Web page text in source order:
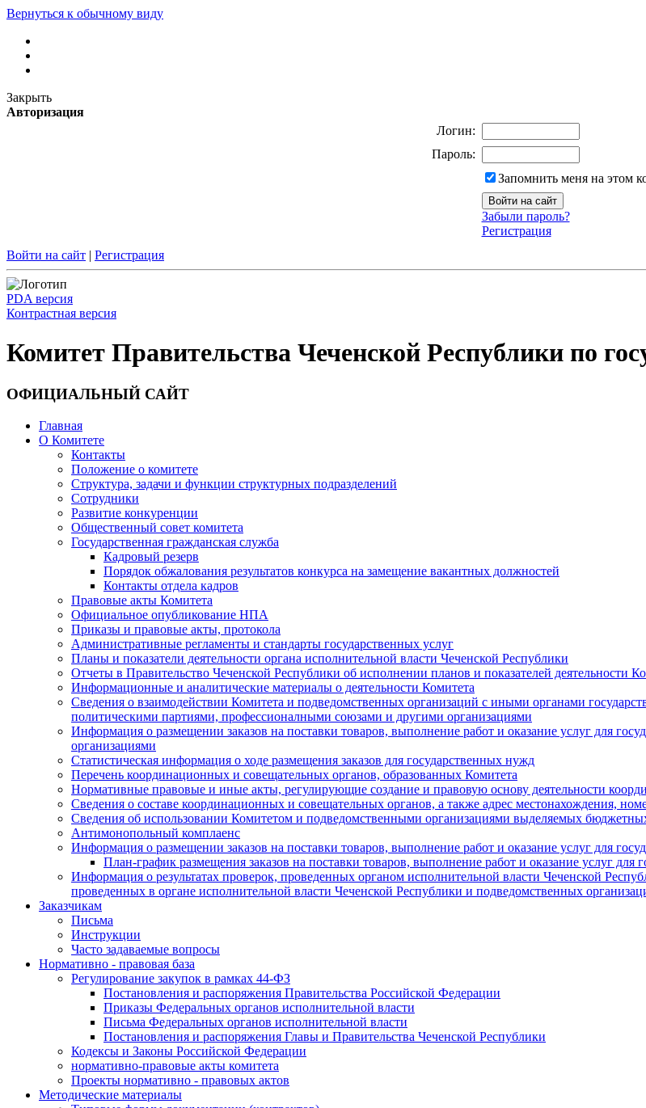
Вернуться к обычному виду
Закрыть
Авторизация
Логин:
Пароль:
Запомнить меня на этом
Забыли пароль?
Регистрация
Войти на сайт | Регистрация
PDA версия
Контрастная версия
Комитет Правительства Чеченской Республики по
ОФИЦИАЛЬНЫЙ САЙТ
Главная
О Комитете
Контакты
Положение о комитете
Структура, задачи и функции структурных подразделений
Сотрудники
Развитие конкуренции
Общественный совет комитета
Государственная гражданская служба
Кадровый резерв
Порядок обжалования результатов конкурса на замещение вакантных должностей
Контакты отдела кадров
Правовые акты Комитета
Официальное опубликование НПА
Приказы и правовые акты, протокола
Административные регламенты и стандарты государственных услуг
Планы и показатели деятельности органа исполнительной власти Чеченской Республики
Отчеты в Правительство Чеченской Республики об исполнении планов и показателей деятельности
Информационные и аналитические материалы о деятельности Комитета
Сведения о взаимодействии Комитета и подведомственных организаций с иными органами
политическими партиями, профессионалными союзами и другими организациями
Информация о размещении заказов на поставки товаров, выполнение работ и оказание услуг для
организациями
Статистическая информация о ходе размещения заказов для государственных нужд
Перечень координационных и совещательных органов, образованных Комитета
Нормативные правовые и иные акты, регулирующие создание и правовую основу деятельности
Сведения о составе координационных и совещательных органов, а также адрес местонахождения,
Сведения об использовании Комитетом и подведомственными организациями выделяемых
Антимонопольный комплаенс
Информация о размещении заказов на поставки товаров, выполнение работ и оказание услуг для
План-график размещения заказов на поставки товаров, выполнение работ и оказание услуг для
Информация о результатах проверок, проведенных органом исполнительной власти Чеченской
проведенных в органе исполнительной власти Чеченской Республики и подведомственных
Заказчикам
Письма
Инструкции
Часто задаваемые вопросы
Нормативно - правовая база
Регулирование закупок в рамках 44-ФЗ
Постановления и распоряжения Правительства Российской Федерации
Приказы Федеральных органов исполнительной власти
Письма Федеральных органов исполнительной власти
Постановления и распоряжения Главы и Правительства Чеченской Республики
Кодексы и Законы Российской Федерации
нормативно-правовые акты комитета
Проекты нормативно - правовых актов
Методические материалы